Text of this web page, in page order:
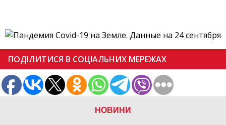
НОВИНИ
ПОДІЛИТИСЯ В СОЦІАЛЬНИХ МЕРЕЖАХ